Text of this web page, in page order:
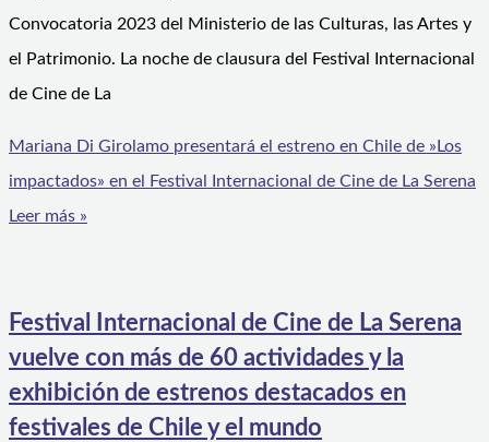
Convocatoria 2023 del Ministerio de las Culturas, las Artes y
el Patrimonio. La noche de clausura del Festival Internacional
de Cine de La
Mariana Di Girolamo presentará el estreno en Chile de »Los
impactados» en el Festival Internacional de Cine de La Serena
Leer más »
Festival Internacional de Cine de La Serena
vuelve con más de 60 actividades y la
exhibición de estrenos destacados en
festivales de Chile y el mundo